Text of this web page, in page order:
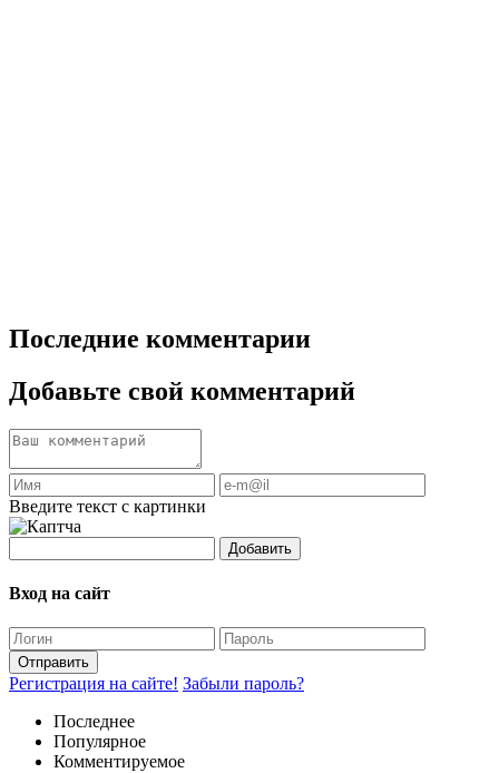
Последние комментарии
Добавьте свой комментарий
Введите текст с картинки
Добавить
Вход на сайт
Отправить
Регистрация на сайте! Забыли пароль?
Последнее
Популярное
Комментируемое